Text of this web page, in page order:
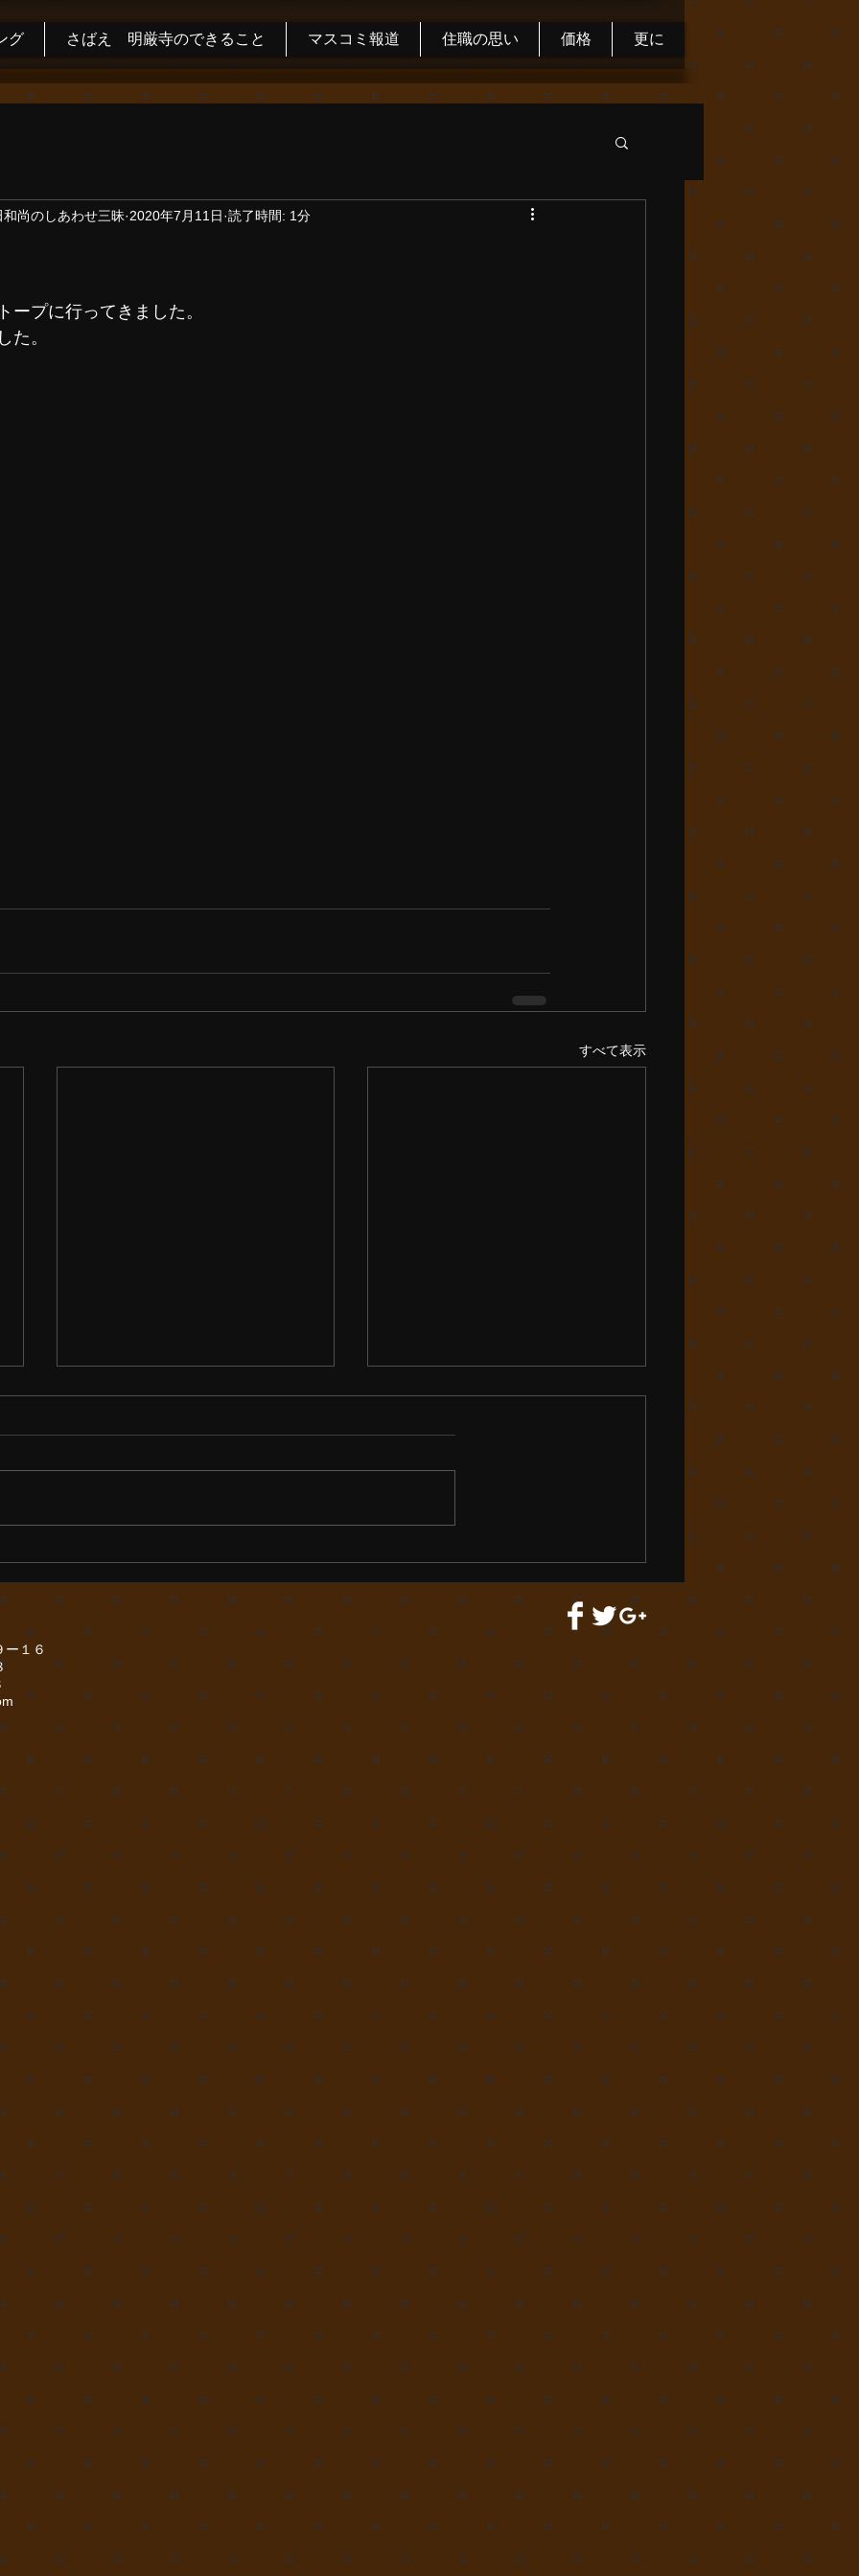
グ さばえ 明厳寺のできること マスコミ報道 住職の思い 価格 更に
尚のしあわせ三昧 2020年7月11日 読了時間: 1分
ープに行ってきました。
た。
すべて表示
１６